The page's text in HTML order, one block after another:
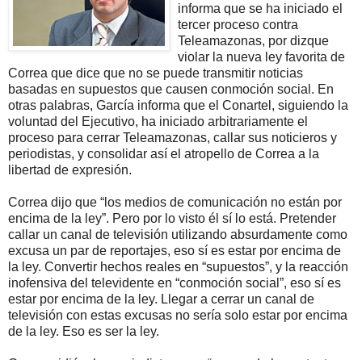
informa que se ha iniciado el
tercer proceso contra
Teleamazonas, por dizque
violar la nueva ley favorita de
Correa que dice que no se puede transmitir noticias
basadas en supuestos que causen conmoción social. En
otras palabras, García informa que el Conartel, siguiendo la
voluntad del Ejecutivo, ha iniciado arbitrariamente el
proceso para cerrar Teleamazonas, callar sus noticieros y
periodistas, y consolidar así el atropello de Correa a la
libertad de expresión.
Correa dijo que “los medios de comunicación no están por
encima de la ley”. Pero por lo visto él sí lo está. Pretender
callar un canal de televisión utilizando absurdamente como
excusa un par de reportajes, eso sí es estar por encima de
la ley. Convertir hechos reales en “supuestos”, y la reacción
inofensiva del televidente en “conmoción social”, eso sí es
estar por encima de la ley. Llegar a cerrar un canal de
televisión con estas excusas no sería solo estar por encima
de la ley. Eso es ser la ley.